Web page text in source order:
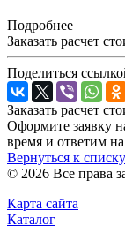
Подробнее
Заказать расчет
Поделиться
Заказать расчет
Оформите заявку
время и ответим
Вернуться к
© 2026 Все права
Карта сайта
Каталог